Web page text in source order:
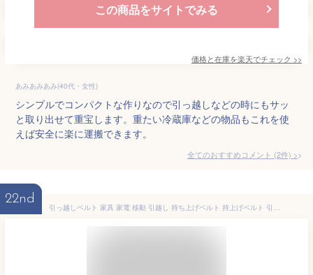
この商品をサイトでみる
価格と在庫を楽天でチェック >>
あみあみあみ(40代・女性)
シンプルでコンパクトな作りなので引っ越しなどの時にもサッ
と取り出せて重宝します。重たい冷蔵庫などの物品もこれを使
えば安全に楽に運搬できます。
全てのおすすめコメント (2件) >
22nd
引っ越しベルト 家具 家電 移動 引越し 持ち上げベルト 持上げベルト 引越しベルト ベルト 荷物運搬 大掃除 便利